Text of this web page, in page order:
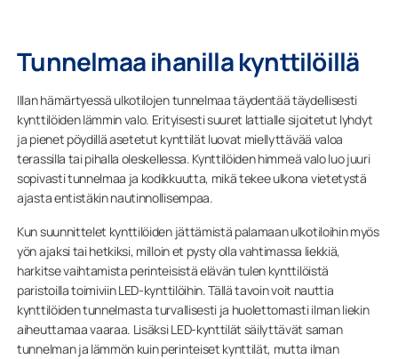
Tunnelmaa ihanilla kynttilöillä
Illan hämärtyessä ulkotilojen tunnelmaa täydentää täydellisesti
kynttilöiden lämmin valo. Erityisesti suuret lattialle sijoitetut lyhdyt
ja pienet pöydillä asetetut kynttilät luovat miellyttävää valoa
terassilla tai pihalla oleskellessa. Kynttilöiden himmeä valo luo juuri
sopivasti tunnelmaa ja kodikkuutta, mikä tekee ulkona vietetystä
ajasta entistäkin nautinnollisempaa.
Kun suunnittelet kynttilöiden jättämistä palamaan ulkotiloihin myös
yön ajaksi tai hetkiksi, milloin et pysty olla vahtimassa liekkiä,
harkitse vaihtamista perinteisistä elävän tulen kynttilöistä
paristoilla toimiviin LED-kynttilöihin. Tällä tavoin voit nauttia
kynttilöiden tunnelmasta turvallisesti ja huolettomasti ilman liekin
aiheuttamaa vaaraa. Lisäksi LED-kynttilät säilyttävät saman
tunnelman ja lämmön kuin perinteiset kynttilät, mutta ilman